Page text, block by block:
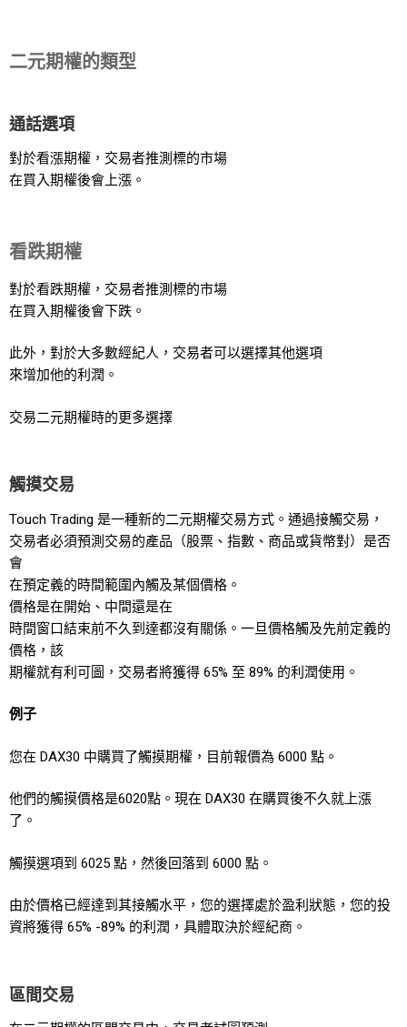
二元期權的類型
通話選項
對於看漲期權，交易者推測標的市場
在買入期權後會上漲。
看跌期權
對於看跌期權，交易者推測標的市場
在買入期權後會下跌。
此外，對於大多數經紀人，交易者可以選擇其他選項
來增加他的利潤。
交易二元期權時的更多選擇
觸摸交易
Touch Trading 是一種新的二元期權交易方式。通過接觸交易，
交易者必須預測交易的產品（股票、指數、商品或貨幣對）是否
會
在預定義的時間範圍內觸及某個價格。
價格是在開始、中間還是在
時間窗口結束前不久到達都沒有關係。一旦價格觸及先前定義的
價格，該
期權就有利可圖，交易者將獲得 65% 至 89% 的利潤使用。
例子
您在 DAX30 中購買了觸摸期權，目前報價為 6000 點。
他們的觸摸價格是6020點。現在 DAX30 在購買後不久就上漲
了。
觸摸選項到 6025 點，然後回落到 6000 點。
由於價格已經達到其接觸水平，您的選擇處於盈利狀態，您的投
資將獲得 65% -89% 的利潤，具體取決於經紀商。
區間交易